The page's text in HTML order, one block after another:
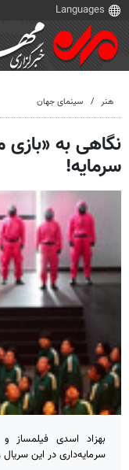
هنر سینمای جهان
نگاهی به
سرمایه!
بهزاد اسدی فیلمساز
سرمایه‌داری در این